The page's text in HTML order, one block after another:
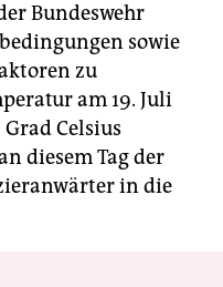
Bundeswehr
sowie
zu
am 19. Juli
Celsius
diesem Tag der
in die